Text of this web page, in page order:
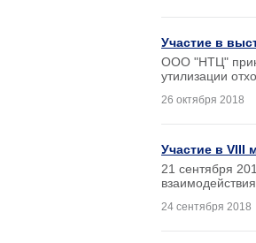
Участие в
ООО "НТЦ"
утилизации
26 октября 2018
Участие в VIII
21 сентября
24 сентября 2018